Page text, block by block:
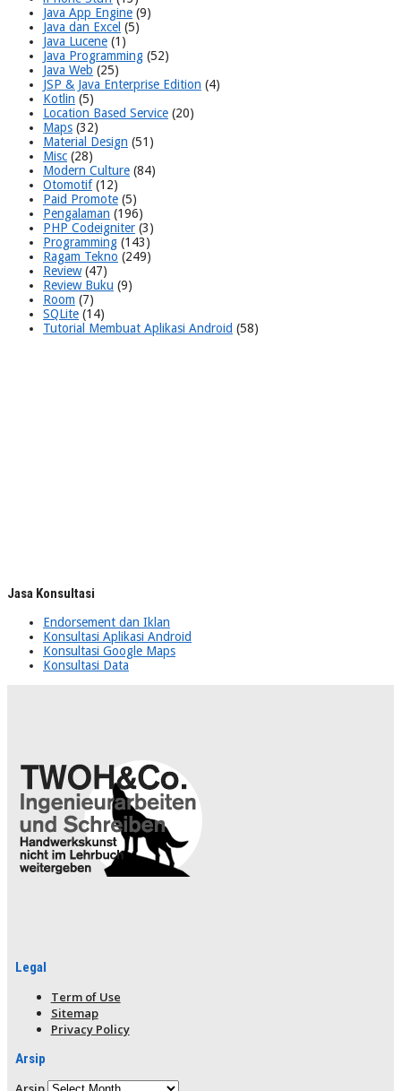
Java App Engine (9)
Java dan Excel (5)
Java Lucene (1)
Java Programming (52)
Java Web (25)
JSP & Java Enterprise Edition (4)
Kotlin (5)
Location Based Service (20)
Maps (32)
Material Design (51)
Misc (28)
Modern Culture (84)
Otomotif(12)
Paid Promote (5)
Pengalaman (196)
PHP Codeigniter (3)
Programming (143)
Ragam Tekno (249)
Review(47)
Review Buku (9)
Room (7)
SQLite (14)
Tutorial Membuat Aplikasi Android (58)
Jasa Konsultasi
Endorsement dan Iklan
Konsultasi Aplikasi Android
Konsultasi Google Maps
Konsultasi Data
Legal
Term of Use
Sitemap
Privacy Policy
Arsip